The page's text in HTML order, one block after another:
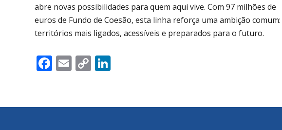
abre novas possibilidades para quem aqui vive. Com 97 milhões de
euros de Fundo de Coesão, esta linha reforça uma ambição comum:
territórios mais ligados, acessíveis e preparados para o futuro.
Facebook
Email
CopyLinkedIn